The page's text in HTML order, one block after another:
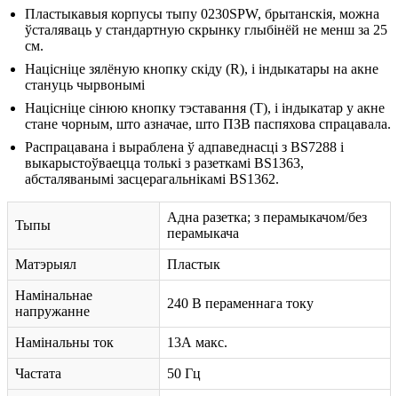
Пластыкавыя корпусы тыпу 0230SPW, брытанскія, можна
ўсталяваць у стандартную скрынку глыбінёй не менш за 25
см.
Націсніце зялёную кнопку скіду (R), і індыкатары на акне
стануць чырвонымі
Націсніце сінюю кнопку тэставання (T), і індыкатар у акне
стане чорным, што азначае, што ПЗВ паспяхова спрацавала.
Распрацавана і выраблена ў адпаведнасці з BS7288 і
выкарыстоўваецца толькі з разеткамі BS1363,
абсталяванымі засцерагальнікамі BS1362.
Тыпы
Адна разетка; з перамыкачом/без
перамыкача
Матэрыял Пластык
Намінальнае
напружанне
240 В пераменнага току
Намінальны ток 13А макс.
Частата 50 Гц